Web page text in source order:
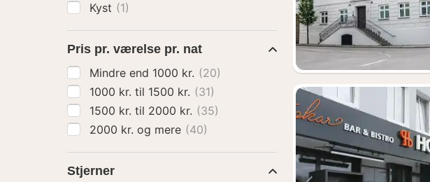
Kyst (1)
Pris pr. værelse pr. nat
Mindre end 1000 kr. (20)
1000 kr. til 1500 kr. (31)
1500 kr. til 2000 kr. (35)
2000 kr. og mere (40)
Stjerner